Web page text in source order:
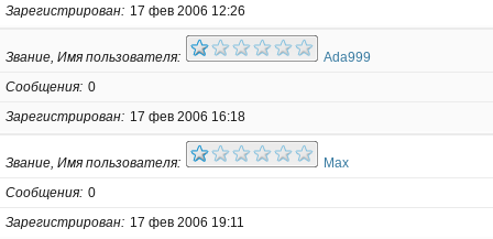
Зарегистрирован
17 фев 2006 12:26
Звание, Имя пользователя
Ada999
Сообщения 0
Зарегистрирован
17 фев 2006 16:18
Звание, Имя пользователя
Max
Сообщения 0
Зарегистрирован
17 фев 2006 19:11